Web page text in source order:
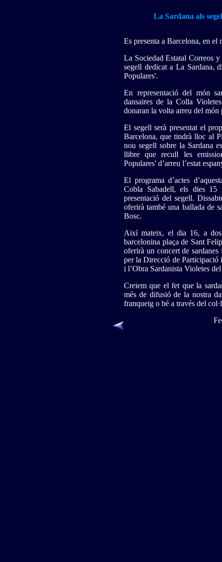
La Sardana als
Es presenta a Barcelona, en
La Sociedad Estatal Correos
segell dedicat a La Sardana,
Populares'.
En representació del món
dansaires de la Colla
donaran la volta arreu del món
El segell serà presentat el
Barcelona, que tindrà lloc al
nou segell sobre la Sardana
llibre que recull les
Populares' d’arreu l’estat
El programa d’actes
Cobla Sabadell, els dies 15
presentació del segell.
oferirà també una ballada de
Bosc.
Així mateix, el dia 16, a
barcelonina plaça de Sant
oferirà un concert de
per la Direcció de Participació
i l’Obra Sardanista Violetes
Creiem que el fet que la
més de difusió de la nostra
franqueig o bé a través del